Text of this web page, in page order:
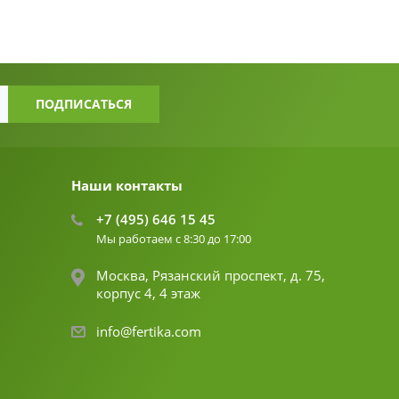
Наши контакты
+7 (495) 646 15 45
Мы работаем с 8:30 до 17:00
Москва, Рязанский проспект, д. 75,
корпус 4, 4 этаж
info@fertika.com